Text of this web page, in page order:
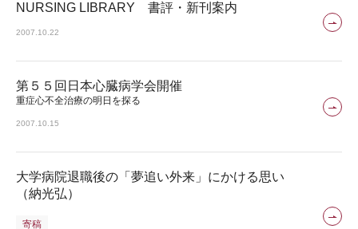
NURSING LIBRARY 書評・新刊案内
2007.10.22
第５５回日本心臓病学会開催
重症心不全治療の明日を探る
2007.10.15
大学病院退職後の「夢追い外来」にかける思い
（納光弘）
寄稿